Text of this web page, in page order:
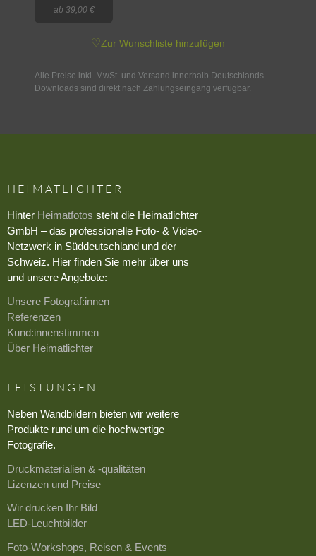
ab 39,00 €
♡Zur Wunschliste hinzufügen
Alle Preise inkl. MwSt. und Versand innerhalb Deutschlands.
Downloads sind direkt nach Zahlungseingang verfügbar.
HEIMATLICHTER
Hinter Heimatfotos steht die Heimatlichter
GmbH – das professionelle Foto- & Video-
Netzwerk in Süddeutschland und der
Schweiz. Hier finden Sie mehr über uns
und unsere Angebote:
Unsere Fotograf:innen
Referenzen
Kund:innenstimmen
Über Heimatlichter
LEISTUNGEN
Neben Wandbildern bieten wir weitere
Produkte rund um die hochwertige
Fotografie.
Druckmaterialien & -qualitäten
Lizenzen und Preise
Wir drucken Ihr Bild
LED-Leuchtbilder
Foto-Workshops, Reisen & Events